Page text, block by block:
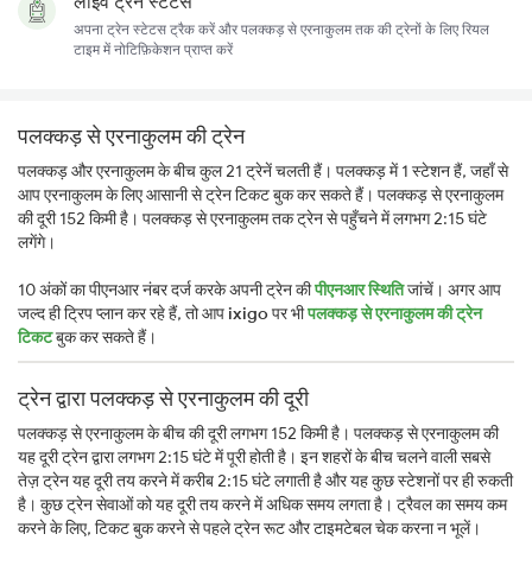
अपना ट्रेन स्टेटस ट्रैक करें और पलक्कड़ से एरनाकुलम तक की ट्रेनों के लिए रियल
टाइम में नोटिफ़िकेशन प्राप्त करें
पलक्कड़ से एरनाकुलम की ट्रेन
पलक्कड़ और एरनाकुलम के बीच कुल 21 ट्रेनें चलती हैं। पलक्कड़ में 1 स्टेशन हैं, जहाँ से
आप एरनाकुलम के लिए आसानी से ट्रेन टिकट बुक कर सकते हैं। पलक्कड़ से एरनाकुलम
की दूरी 152 किमी है। पलक्कड़ से एरनाकुलम तक ट्रेन से पहुँचने में लगभग 2:15 घंटे
लगेंगे।
10 अंकों का पीएनआर नंबर दर्ज करके अपनी ट्रेन कीपीएनआर स्थितिजांचें। अगर आप
जल्द ही ट्रिप प्लान कर रहे हैं, तो आपixigoपर भीपलक्कड़ से एरनाकुलम की ट्रेन
टिकटबुक कर सकते हैं।
ट्रेन द्वारा पलक्कड़ से एरनाकुलम की दूरी
पलक्कड़ से एरनाकुलम के बीच की दूरी लगभग 152 किमी है। पलक्कड़ से एरनाकुलम की
यह दूरी ट्रेन द्वारा लगभग 2:15 घंटे में पूरी होती है। इन शहरों के बीच चलने वाली सबसे
तेज़ ट्रेन यह दूरी तय करने में करीब 2:15 घंटे लगाती है और यह कुछ स्टेशनों पर ही रुकती
है। कुछ ट्रेन सेवाओं को यह दूरी तय करने में अधिक समय लगता है। ट्रैवल का समय कम
करने के लिए, टिकट बुक करने से पहले ट्रेन रूट और टाइमटेबल चेक करना न भूलें।